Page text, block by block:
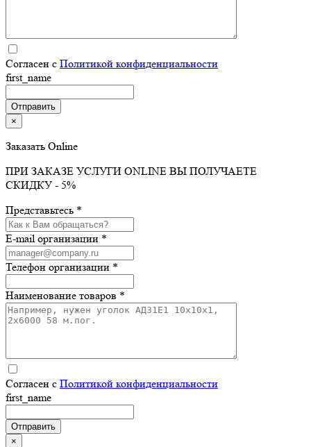
Согласен с Политикой конфиденциальности
first_name
×
Заказать Online
ПРИ ЗАКАЗЕ УСЛУГИ ONLINE ВЫ ПОЛУЧАЕТЕ
СКИДКУ - 5%
Представьтесь *
E-mail организации *
Телефон организации *
Наименование товаров *
Согласен с Политикой конфиденциальности
first_name
×